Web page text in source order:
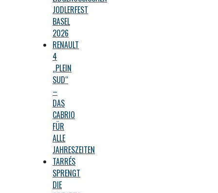
JODLERFEST
BASEL
2026
RENAULT
4
„PLEIN
SUD“
–
DAS
CABRIO
FÜR
ALLE
JAHRESZEITEN
TARRÉS
SPRENGT
DIE